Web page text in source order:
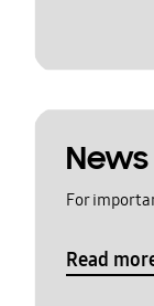
For
Read